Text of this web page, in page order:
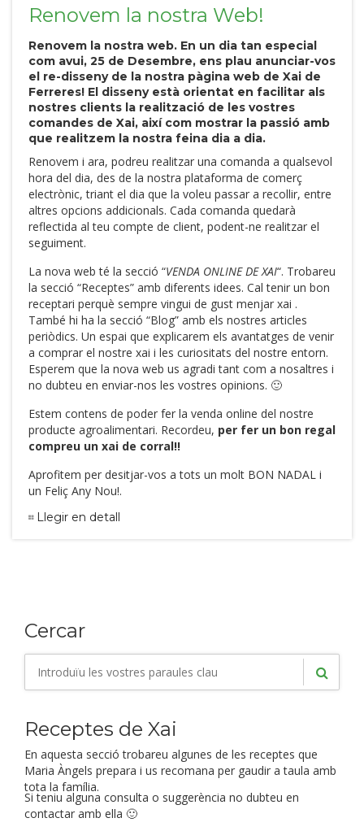
Renovem la nostra Web!
Renovem la nostra web. En un dia tan especial
com avui, 25 de Desembre, ens plau anunciar-vos
el re-disseny de la nostra pàgina web de Xai de
Ferreres! El disseny està orientat en facilitar als
nostres clients la realització de les vostres
comandes de Xai, així com mostrar la passió amb
que realitzem la nostra feina dia a dia.
Renovem i ara, podreu realitzar una comanda a qualsevol
hora del dia, des de la nostra plataforma de comerç
electrònic, triant el dia que la voleu passar a recollir, entre
altres opcions addicionals. Cada comanda quedarà
reflectida al teu compte de client, podent-ne realitzar el
seguiment.
La nova web té la secció “VENDA ONLINE DE XAI“. Trobareu
la secció “Receptes” amb diferents idees. Cal tenir un bon
receptari perquè sempre vingui de gust menjar xai .
També hi ha la secció “Blog” amb els nostres articles
periòdics. Un espai que explicarem els avantatges de venir
a comprar el nostre xai i les curiositats del nostre entorn.
Esperem que la nova web us agradi tant com a nosaltres i
no dubteu en enviar-nos les vostres opinions. 🙂
Estem contens de poder fer la venda online del nostre
producte agroalimentari. Recordeu, per fer un bon regal
compreu un xai de corral!!
Aprofitem per desitjar-vos a tots un molt BON NADAL i
un Feliç Any Nou!.
Llegir en detall
Cercar
Receptes de Xai
En aquesta secció trobareu algunes de les receptes que
Maria Àngels prepara i us recomana per gaudir a taula amb
tota la família.
Si teniu alguna consulta o suggerència no dubteu en
contactar amb ella 🙂